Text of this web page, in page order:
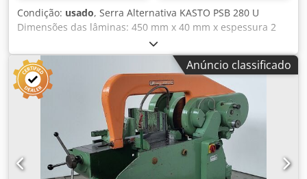
Condição: usado, Serra Alternativa KASTO PSB 280 U
Dimensões das lâminas: 450 mm x 40 mm x espessura 2
mm Capacidade de corte em redondo: 280 mm Cjdpfx
Aszmxv Ienkerf Capacidade de corte quadrado: 240 x 240
mm Capacidade de corte retangular: 280 x 160 mm
Capacidade de corte a 45°: 170 mm Descida automática
Rotação em 2 velocidades Matrizes giratórias de 0 a 45°
Comprimento das mandíbulas: 350 mm x Altura 150 mm
Abertura máxima das mandíbulas: 310 mm Bomba de
lubrificante Voltagem: 380 V Dimensões (C x L x A): 1800 x
800 x 1300 mm Peso: aprox. 1 T
Anúncio classificado